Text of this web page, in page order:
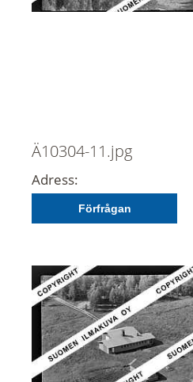
Ä10304-11.jpg
Adress:
Förfrågan